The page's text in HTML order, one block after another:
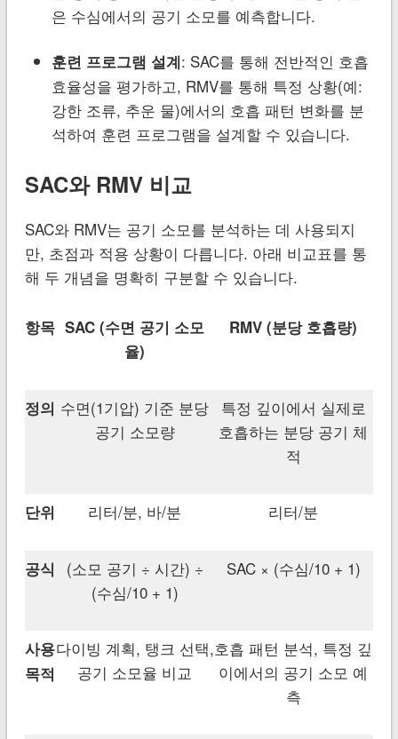
은 수심에서의 공기 소모를 예측합니다.
훈련 프로그램 설계: SAC를 통해 전반적인 호흡
효율성을 평가하고, RMV를 통해 특정 상황(예:
강한 조류, 추운 물)에서의 호흡 패턴 변화를 분
석하여 훈련 프로그램을 설계할 수 있습니다.
SAC와 RMV 비교
SAC와 RMV는 공기 소모를 분석하는 데 사용되지
만, 초점과 적용 상황이 다릅니다. 아래 비교표를 통
해 두 개념을 명확히 구분할 수 있습니다.
항목 SAC (수면 공기 소모
율)
RMV (분당 호흡량)
정의 수면(1기압) 기준 분당
공기 소모량
특정 깊이에서 실제로
호흡하는 분당 공기 체
적
단위 리터/분, 바/분 리터/분
공식
(소모 공기 ÷ 시간) ÷
(수심/10 + 1)
SAC × (수심/10 + 1)
사용
목적
다이빙 계획, 탱크 선택,
공기 소모율 비교
호흡 패턴 분석, 특정 깊
이에서의 공기 소모 예
측